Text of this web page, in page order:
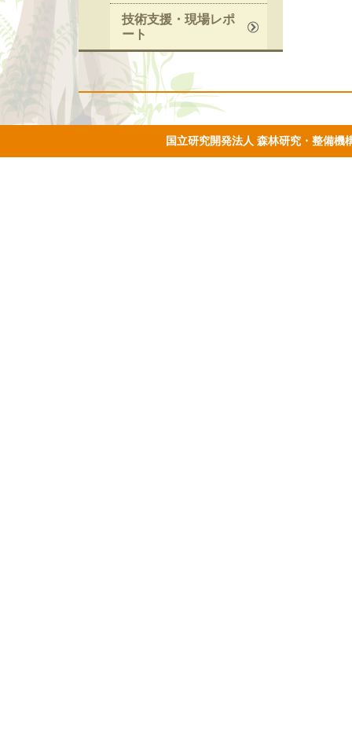
技術支援・現場レポ
ート
国立研究開発法人 森林研究・整備